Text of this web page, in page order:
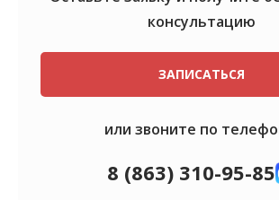
консультацию
ЗАПИСАТЬСЯ
или звоните по
8 (863) 310-95-85